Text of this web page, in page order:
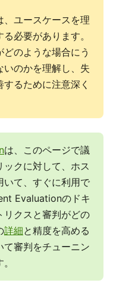
ユースケースを理
必要があります。
のような場合にう
いのかを理解し、失
るために注意深く
は、このページで議
クに対して、ホス
いて、すぐに利用で
Evaluationのドキ
リクスと審判がどの
詳細と精度を高める
て審判をチューニン